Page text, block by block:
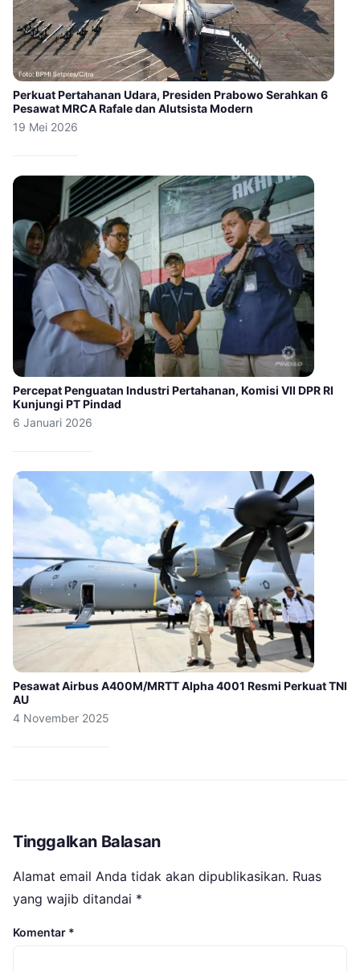
Perkuat Pertahanan Udara, Presiden Prabowo Serahkan 6
Pesawat MRCA Rafale dan Alutsista Modern
19 Mei 2026
Percepat Penguatan Industri Pertahanan, Komisi VII DPR RI
Kunjungi PT Pindad
6 Januari 2026
Pesawat Airbus A400M/MRTT Alpha 4001 Resmi Perkuat TNI
AU
4 November 2025
Tinggalkan Balasan
Alamat email Anda tidak akan dipublikasikan. Ruas
yang wajib ditandai *
Komentar *